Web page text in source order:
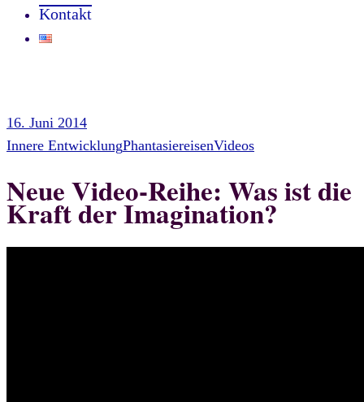
Kontakt
16. Juni 2014
Innere EntwicklungPhantasiereisenVideos
Neue Video-Reihe: Was ist die
Kraft der Imagination?